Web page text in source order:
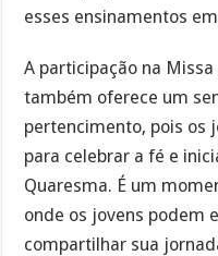
esses ensinamentos
A participação na
também oferece um
pertencimento, pois os
para celebrar a fé e
Quaresma. É um
onde os jovens podem
compartilhar sua